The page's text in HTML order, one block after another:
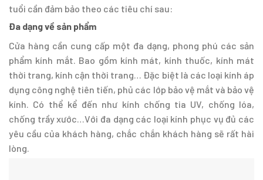
tuổi cần đảm bảo theo các tiêu chí sau:
Đa dạng về sản phẩm
Cửa hàng cần cung cấp một đa dạng, phong phú các sản
phẩm kính mắt. Bao gồm kính mát, kính thuốc, kính mát
thời trang, kính cận thời trang… Đặc biệt là các loại kính áp
dụng công nghệ tiên tiến, phủ các lớp bảo vệ mắt và bảo vệ
kính. Có thể kể đến như kính chống tia UV, chống lóa,
chống trầy xước…Với đa dạng các loại kính phục vụ đủ các
yêu cầu của khách hàng, chắc chắn khách hàng sẽ rất hài
lòng.